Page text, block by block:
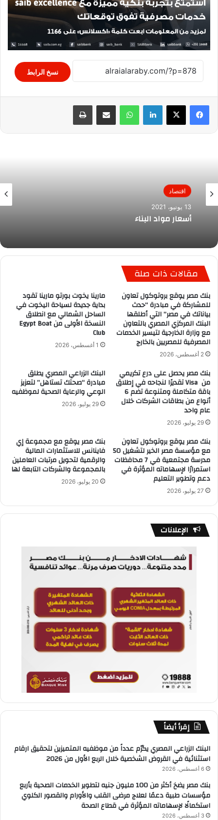
نسخ الرابط
لينكدإن واتساب مشاركة عبر البريد طباعة
اقتصاد
13 يونيو، 2021
أسعار مواد البناء
مقالات ذات صلة
بنك مصر يوقع بروتوكول تعاون
للمشاركة في مبادرة “حدث
بياناتك في مصر” التي أطلقها
البنك المركزي المصري بالتعاون
مع وزارة الخارجية لتيسير الخدمات
المصرفية للمصريين بالخارج
2 أغسطس، 2026
مارينا يخوت بورتو مارينا تقود
بداية جديدة لسياحة اليخوت في
الساحل الشمالي مع انطلاق
النسخة الأولى من Egypt Boat
Club
1 أغسطس، 2026
بنك مصر يحصل على درع تكريمي
من Visa تقديرًا لنجاحه في إطلاق
باقة متكاملة ومتنوعة تضم 6
أنواع من بطاقات الشركات خلال
عام واحد
29 يوليو، 2026
البنك الزراعي المصري يطلق
مبادرة “صحتك تستاهل” لتعزيز
الوعي والرعاية الصحية لموظفيه
29 يوليو، 2026
بنك مصر يوقع بروتوكول تعاون
مع مؤسسة مصر الخير لتشغيل 50
مدرسة مجتمعية في 7 محافظات
استمرارًا لإسهاماته المؤثرة في
دعم وتطوير التعليم
27 يوليو، 2026
بنك مصر يوقع مع مجموعة إي
فاينانس للاستثمارات المالية
والرقمية لتحويل مرتبات العاملين
بالمجموعة والشركات التابعة لها
20 يوليو، 2026
الإعلانات
إقرأ أيضاً
البنك الزراعي المصري يكرّم عدداً من موظفيه المتميزين لتحقيق ارقام
استثنائية في القروض الشخصية خلال الربع الأول من 2026
6 أغسطس، 2026
بنك مصر يضخ أكثر من 100 مليون جنيه لتطوير الخدمات الصحية بأربع
مؤسسات طبية دعمًا لعلاج مرضى القلب والأورام والقصور الكلوي
استكمالًا لإسهاماته المؤثرة في قطاع الصحة
3 أغسطس، 2026